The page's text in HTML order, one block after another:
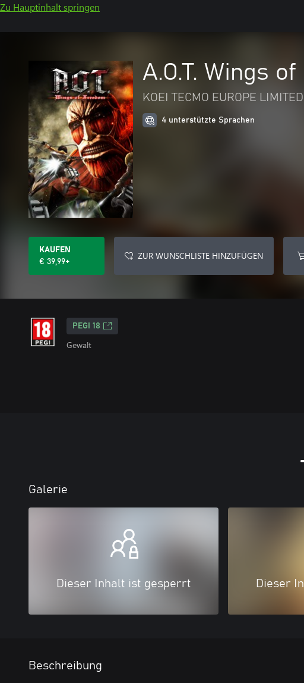
Zu Hauptinhalt springen
A.O.T. Wings
KOEI TECMO EUROPE LIMITED
4 unterstützte Sprachen
KAUFEN
€ 39,99+
ZUR WUNSCHLISTE HINZUFÜGEN
PEGI 18
Gewalt
Galerie
Dieser Inhalt ist gesperrt Dieser
Beschreibung